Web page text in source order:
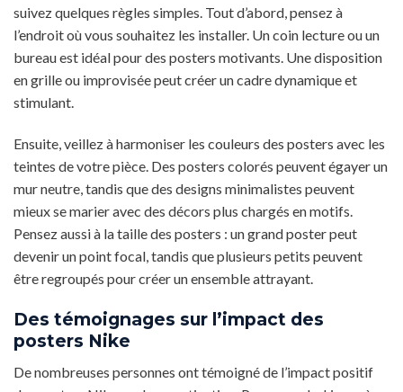
suivez quelques règles simples. Tout d’abord, pensez à
l’endroit où vous souhaitez les installer. Un coin lecture ou un
bureau est idéal pour des posters motivants. Une disposition
en grille ou improvisée peut créer un cadre dynamique et
stimulant.
Ensuite, veillez à harmoniser les couleurs des posters avec les
teintes de votre pièce. Des posters colorés peuvent égayer un
mur neutre, tandis que des designs minimalistes peuvent
mieux se marier avec des décors plus chargés en motifs.
Pensez aussi à la taille des posters : un grand poster peut
devenir un point focal, tandis que plusieurs petits peuvent
être regroupés pour créer un ensemble attrayant.
Des témoignages sur l’impact des
posters Nike
De nombreuses personnes ont témoigné de l’impact positif